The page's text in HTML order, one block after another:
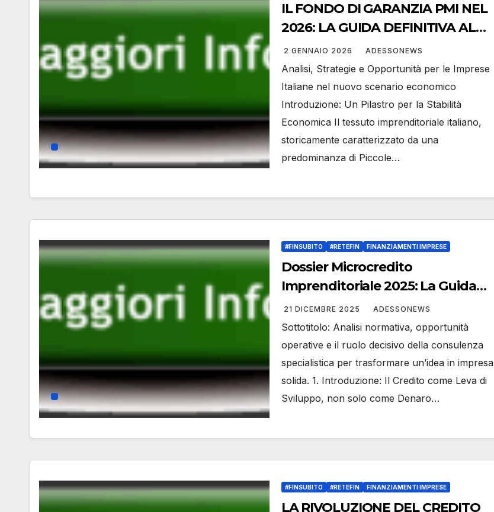
IL FONDO DI GARANZIA PMI NEL
2026: LA GUIDA DEFINITIVA AL
DECRETO MILLEPROROGHE –
Retefin.it – #Retefin – Retefin –
#Finsubito – Finsubito –
#Adessonews – #Adessonews –
#Finsubito – Adessonews
2 GENNAIO 2026 ADESSONEWS
Analisi, Strategie e Opportunità per le Imprese
Italiane nel nuovo scenario economico
Introduzione: Un Pilastro per la Stabilità
Economica Il tessuto imprenditoriale italiano,
storicamente caratterizzato da una
predominanza di Piccole…
#FINSUBITO #RETEFIN FINANZIAMENTI IMPRESE
Dossier Microcredito
Imprenditoriale 2025: La Guida
Strategica per l’Accesso al Credito
– #Retefin – Retefin – #Finsubito –
Finsubito – #Adessonews –
#Adessonews – #Finsubito –
Adessonews
21 DICEMBRE 2025 ADESSONEWS
Sottotitolo: Analisi normativa, opportunità
operative e il ruolo decisivo della consulenza
specialistica per trasformare un’idea in impresa
solida. 1. Introduzione: Il Credito come Leva di
Sviluppo, non solo come Denaro…
#FINSUBITO #RETEFIN FINANZIAMENTI IMPRESE
LA RIVOLUZIONE DEL CREDITO